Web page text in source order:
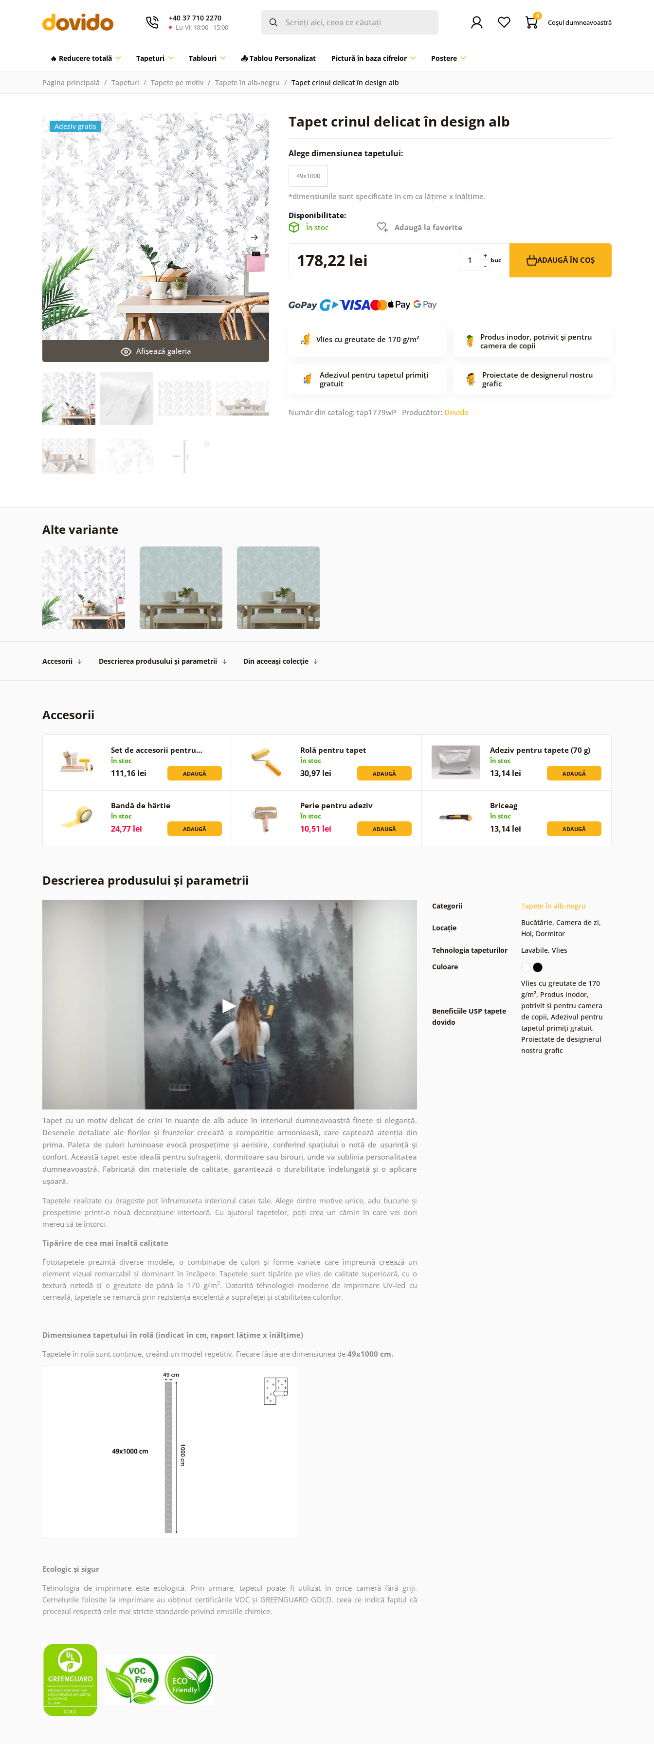
+40 37 710 2270
Lu-Vi: 10:00 - 15:00
0
Coşul dumneavoastră
🔥 Reducere totalã Tapeturi Tablouri 📤 Tablou Personalizat Pictură în baza cifrelor Postere
Pagina principală Tapeturi Tapete pe motiv Tapete în alb-negru Tapet crinul delicat în design alb
Tapet crinul delicat în design alb
Afişează galeria
Adeziv gratis
Alege dimensiunea tapetului:
49x1000
*dimensiunile sunt specificate în cm ca lățime x înălțime.
Disponibilitate:
În stoc
Adaugă la favorite
178,22 lei -
+ buc ADAUGĂ ÎN COȘ
Vlies cu greutate de 170 g/m²
Produs inodor, potrivit și pentru
camera de copii
Adezivul pentru tapetul primiți
gratuit
Proiectate de designerul nostru
grafic
Număr din catalog: tap1779wP Producător: Dovido
Alte variante
Accesorii Descrierea produsului și parametrii Din aceeași colecție
Accesorii
Set de accesorii pentru…
În stoc
111,16 lei ADAUGĂ
Rolă pentru tapet
În stoc
30,97 lei ADAUGĂ
Adeziv pentru tapete (70 g)
În stoc
13,14 lei ADAUGĂ
Bandă de hârtie
În stoc
24,77 lei ADAUGĂ
Perie pentru adeziv
În stoc
10,51 lei ADAUGĂ
Briceag
În stoc
13,14 lei ADAUGĂ
Descrierea produsului și parametrii
Tapet cu un motiv delicat de crini în nuanțe de alb aduce în interiorul dumneavoastră finețe și eleganță.
Desenele detaliate ale florilor și frunzelor creează o compoziție armonioasă, care captează atenția din
prima. Paleta de culori luminoase evocă prospețime și aerisire, conferind spațiului o notă de ușurință și
confort. Această tapet este ideală pentru sufragerii, dormitoare sau birouri, unde va sublinia personalitatea
dumneavoastră. Fabricată din materiale de calitate, garantează o durabilitate îndelungată și o aplicare
ușoară.
Tapetele realizate cu dragoste pot înfrumuseța interiorul casei tale. Alege dintre motive unice, adu bucurie și
prospețime printr-o nouă decorațiune interioară. Cu ajutorul tapetelor, poți crea un cămin în care vei dori
mereu să te întorci.
Tipărire de cea mai înaltă calitate
Fototapetele prezintă diverse modele, o combinație de culori și forme variate care împreună creează un
element vizual remarcabil și dominant în încăpere. Tapetele sunt tipărite pe vlies de calitate superioară, cu o
textură netedă și o greutate de până la 170 g/m2. Datorită tehnologiei moderne de imprimare UV-led cu
cerneală, tapetele se remarcă prin rezistența excelentă a suprafeței și stabilitatea culorilor.
Dimensiunea tapetului în rolă (indicat în cm, raport lățime x înălțime)
Tapetele în rolă sunt continue, creând un model repetitiv. Fiecare fâșie are dimensiunea de 49x1000 cm.
Ecologic și sigur
Tehnologia de imprimare este ecologică. Prin urmare, tapetul poate fi utilizat în orice cameră fără griji.
Cernelurile folosite la imprimare au obținut certificările VOC și GREENGUARD GOLD, ceea ce indică faptul că
procesul respectă cele mai stricte standarde privind emisiile chimice.
Categorii Tapete în alb-negru
Locație
Bucătărie, Camera de zi,
Hol, Dormitor
Tehnologia tapeturilor
Lavabile, Vlies
Culoare
Beneficiile USP tapete
dovido
Vlies cu greutate de 170
g/m², Produs inodor,
potrivit și pentru camera
de copii, Adezivul pentru
tapetul primiți gratuit,
Proiectate de designerul
nostru grafic